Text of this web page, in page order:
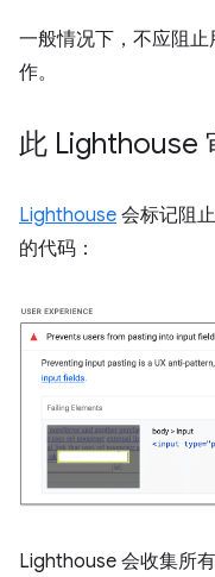
一般情况下，不应阻止
作。
此 Lighthouse
Lighthouse 会标记阻
的代码：
Lighthouse 会收集所